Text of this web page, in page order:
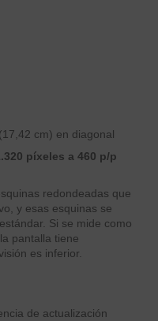
cm) en diagonal
píxeles a 460 p/p
redondeadas que
y esas esquinas se
Si se mide como
pantalla tiene
es inferior.
de actualización